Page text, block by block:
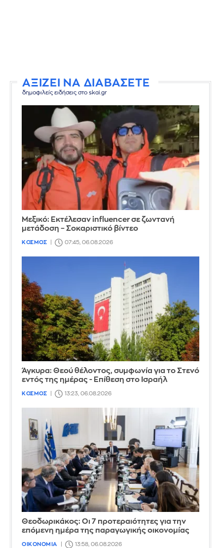
ΑΞΙΖΕΙ ΝΑ ΔΙΑΒΑΣΕΤΕ
δημοφιλείς ειδήσεις στο skai.gr
Μεξικό: Εκτέλεσαν influencer σε ζωντανή
μετάδοση – Σοκαριστικό βίντεο
ΚΟΣΜΟΣ 07:45, 06.08.2026
Άγκυρα: Θεού θέλοντος, συμφωνία για το Στενό
εντός της ημέρας - Επίθεση στο Ισραήλ
ΚΟΣΜΟΣ 13:23, 06.08.2026
Θεοδωρικάκος: Οι 7 προτεραιότητες για την
επόμενη ημέρα της παραγωγικής οικονομίας
ΟΙΚΟΝΟΜΙΑ 13:58, 06.08.2026